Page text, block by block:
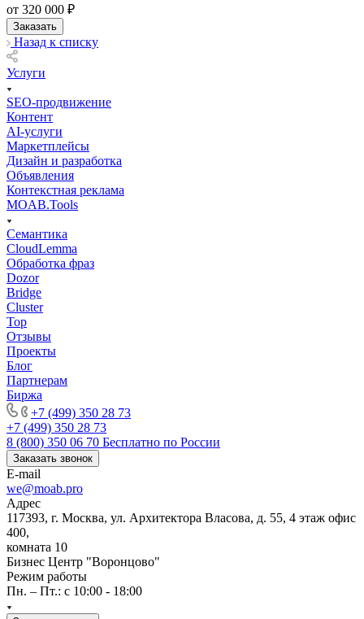
от 320 000 ₽
Заказать
Назад к списку
Услуги
SEO-продвижение
Контент
AI-услуги
Маркетплейсы
Дизайн и разработка
Объявления
Контекстная реклама
MOAB.Tools
Семантика
CloudLemma
Обработка фраз
Dozor
Bridge
Cluster
Top
Отзывы
Проекты
Блог
Партнерам
Биржа
+7 (499) 350 28 73
+7 (499) 350 28 73
8 (800) 350 06 70 Бесплатно по России
Заказать звонок
E-mail
we@moab.pro
Адрес
117393, г. Москва, ул. Архитектора Власова, д. 55, 4 этаж офис
400,
комната 10
Бизнес Центр "Воронцово"
Режим работы
Пн. – Пт.: с 10:00 - 18:00